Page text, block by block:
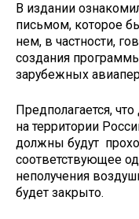
В издании
письмом, которое
нем, в частности,
создания
зарубежных
Предполагается,
на территории
должны будут
соответствующее
неполучения
будет закрыто.